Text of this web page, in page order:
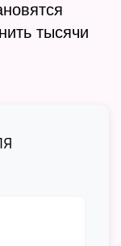
тысячи